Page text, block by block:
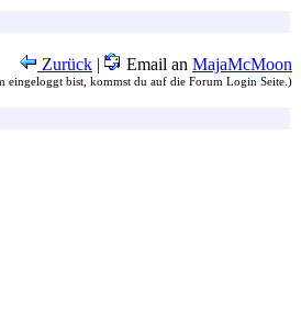
Zurück | Email an MajaMcMoon
eingeloggt bist, kommst du auf die Forum Login Seite.)